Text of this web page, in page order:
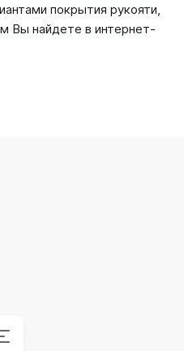
покрытия рукояти,
Вы найдете в интернет-